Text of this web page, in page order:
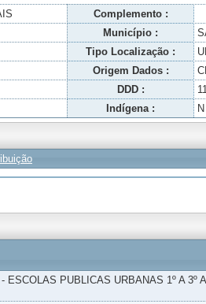
Complemento :
Município :
Tipo Localização :
Origem Dados :
DDD :
Indígena : N
- ESCOLAS PUBLICAS URBANAS 1º A 3º